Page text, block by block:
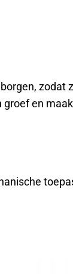
zodat
groef en